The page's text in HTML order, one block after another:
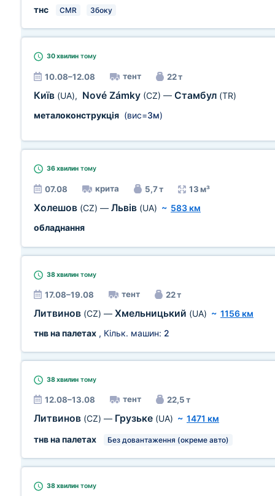
тнс
CMR Збоку
30 хвилин тому
10.08–12.08 тент 22 т
Київ (UA), Nové Zámky (CZ) — Стамбул (TR)
металоконструкція (вис=3м)
36 хвилин тому
07.08 крита 5,7 т 13 м³
Холешов (CZ) — Львів (UA) ~ 583 км
обладнання
38 хвилин тому
17.08–19.08 тент 22 т
Литвинов (CZ) — Хмельницький (UA) ~ 1156 км
тнв на палетах , Кільк. машин: 2
38 хвилин тому
12.08–13.08 тент 22,5 т
Литвинов (CZ) — Грузьке (UA) ~ 1471 км
тнв на палетах
Без довантаження (окреме авто)
38 хвилин тому